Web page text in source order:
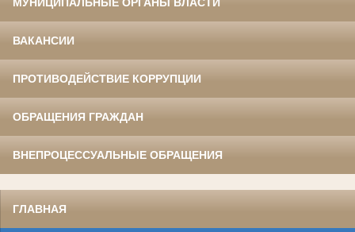
ВАКАНСИИ
ПРОТИВОДЕЙСТВИЕ КОРРУПЦИИ
ОБРАЩЕНИЯ ГРАЖДАН
ВНЕПРОЦЕССУАЛЬНЫЕ ОБРАЩЕНИЯ
ГЛАВНАЯ